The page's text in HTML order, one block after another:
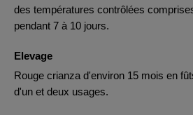
des températures contrôlées
pendant 7 à 10 jours.
Elevage
Rouge crianza d'environ 15 mois en
d'un et deux usages.